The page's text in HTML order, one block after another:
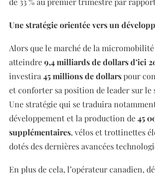
Une stratégie orientée vers un
Alors que le marché de la
atteindre9,4 milliards de dollars d’ici
investira 45 millions de dollarspour
et conforter sa position de leader sur le
Une stratégie qui se traduira
développement et la production de45
supplémentaires, vélos et trottinettes
dotés des dernières avancées
En plus de cela, l’opérateur canadien,